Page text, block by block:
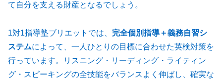
て自分を支える財産となるでしょう。
1対1指導塾ブリエットでは、 完全個別指導＋義務自習シ
ステムによって、一人ひとりの目標に合わせた英検対策を
行っています。リスニング・リーディング・ライティン
グ・スピーキングの全技能をバランスよく伸ばし、確実な